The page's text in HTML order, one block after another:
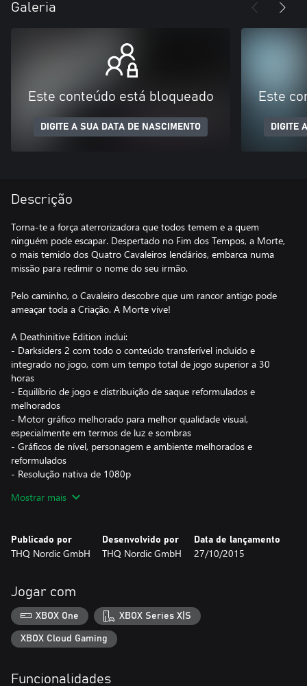
Galeria
Este conteúdo está bloqueado
DIGITE A SUA DATA DE NASCIMENTO
Este
DIGITE
Descrição
Torna-te a força aterrorizadora que todos temem e a quem
ninguém pode escapar. Despertado no Fim dos Tempos, a Morte,
o mais temido dos Quatro Cavaleiros lendários, embarca numa
missão para redimir o nome do seu irmão.
Pelo caminho, o Cavaleiro descobre que um rancor antigo pode
ameaçar toda a Criação. A Morte vive!
A Deathinitive Edition inclui:
- Darksiders 2 com todo o conteúdo transferível incluído e
integrado no jogo, com um tempo total de jogo superior a 30
horas
- Equilíbrio de jogo e distribuição de saque reformulados e
melhorados
- Motor gráfico melhorado para melhor qualidade visual,
especialmente em termos de luz e sombras
- Gráficos de nível, personagem e ambiente melhorados e
reformulados
- Resolução nativa de 1080p
Inclui o conteúdo transferível:
- The Demon Lord Belial
- Death Rides
- Deadly Despair
- Shadow of Death
- Mortis Pack
- Rusanov's Axe
- Van Der Schmash Hammer
- Fletcher's Crow Hammer
- Argul's Tomb
Mostrar mais
Publicado por
THQ Nordic GmbH
Desenvolvido por
THQ Nordic GmbH
Data de lançamento
27/10/2015
Jogar com
XBOX One XBOX Series X|S
XBOX Cloud Gaming
Funcionalidades